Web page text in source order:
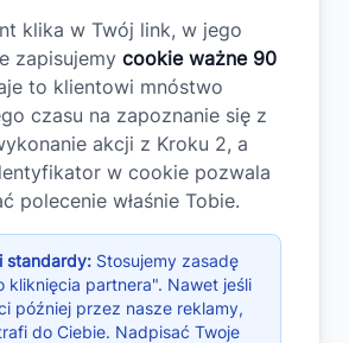
klika w Twój link, w jego
zapisujemy cookie ważne 90
to klientowi mnóstwo
czasu na zapoznanie się z
akcji z Kroku 2, a
w cookie pozwala
polecenie właśnie Tobie.
standardy: Stosujemy zasadę
kliknięcia partnera". Nawet jeśli
później przez nasze reklamy,
do Ciebie. Nadpisać Twoje